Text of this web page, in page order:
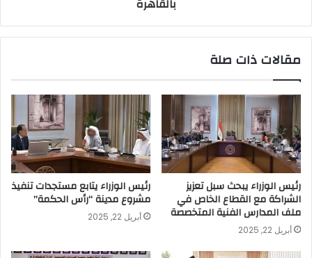
بالقاهرة
مقالات ذات صلة
رئيس الوزراء يبحث سبل تعزيز
الشراكة مع القطاع الخاص في
ملف المدارس الفنية المتخصصة
أبريل 22, 2025
رئيس الوزراء يتابع مستجدات تنفيذ
مشروع مدينة “رأس الحكمة”
أبريل 22, 2025